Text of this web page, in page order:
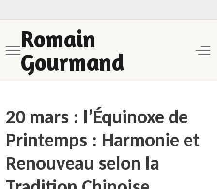
Mobile Menu Toggle
Romain
Gourmand
Off-
20 mars : l’Équinoxe de
Printemps : Harmonie et
Renouveau selon la